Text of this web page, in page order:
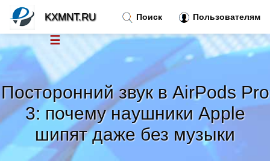
Посторонний звук в AirPods Pro
3: почему наушники Apple
шипят даже без музыки
Поиск Пользователям
KXMNT.RU
☰
Новости
Тренды новостей»
Рубрики»